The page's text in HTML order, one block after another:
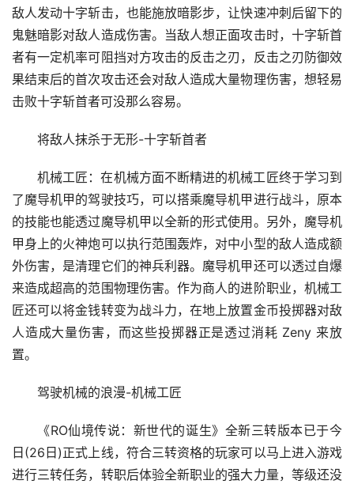
敌人发动十字斩击，也能施放暗影步，让快速冲刺后留下的
鬼魅暗影对敌人造成伤害。当敌人想正面攻击时，十字斩首
者有一定机率可阻挡对方攻击的反击之刃，反击之刃防御效
果结束后的首次攻击还会对敌人造成大量物理伤害，想轻易
击败十字斩首者可没那么容易。
将敌人抹杀于无形-十字斩首者
机械工匠：在机械方面不断精进的机械工匠终于学习到
了魔导机甲的驾驶技巧，可以搭乘魔导机甲进行战斗，原本
的技能也能透过魔导机甲以全新的形式使用。另外，魔导机
甲身上的火神炮可以执行范围轰炸，对中小型的敌人造成额
外伤害，是清理它们的神兵利器。魔导机甲还可以透过自爆
来造成超高的范围物理伤害。作为商人的进阶职业，机械工
匠还可以将金钱转变为战斗力，在地上放置金币投掷器对敌
人造成大量伤害，而这些投掷器正是透过消耗 Zeny 来放
置。
驾驶机械的浪漫-机械工匠
《RO仙境传说：新世代的诞生》全新三转版本已于今
日(26日)正式上线，符合三转资格的玩家可以马上进入游戏
进行三转任务，转职后体验全新职业的强大力量，等级还没